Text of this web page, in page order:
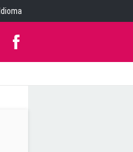
Idioma